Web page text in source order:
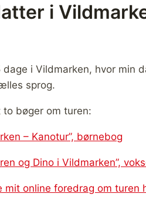
i
dage i Vildmarken, hvor min
sprog.
to bøger om turen:
– Kanotur”, børnebog
og Dino i Vildmarken”,
mit online foredrag om turen